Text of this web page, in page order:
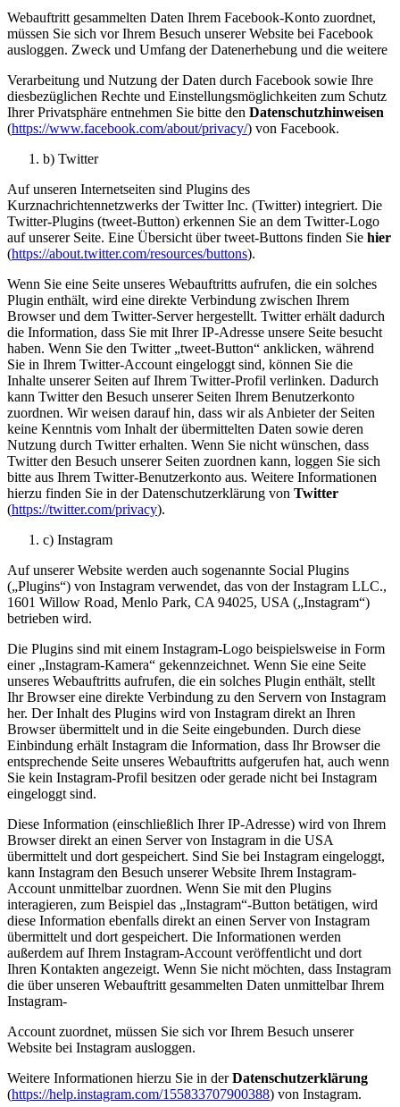
Webauftritt gesammelten Daten Ihrem Facebook-Konto zuordnet,
müssen Sie sich vor Ihrem Besuch unserer Website bei Facebook
ausloggen. Zweck und Umfang der Datenerhebung und die weitere
Verarbeitung und Nutzung der Daten durch Facebook sowie Ihre
diesbezüglichen Rechte und Einstellungsmöglichkeiten zum Schutz
Ihrer Privatsphäre entnehmen Sie bitte den Datenschutzhinweisen
(https://www.facebook.com/about/privacy/) von Facebook.
b) Twitter
Auf unseren Internetseiten sind Plugins des
Kurznachrichtennetzwerks der Twitter Inc. (Twitter) integriert. Die
Twitter-Plugins (tweet-Button) erkennen Sie an dem Twitter-Logo
auf unserer Seite. Eine Übersicht über tweet-Buttons finden Sie hier
(https://about.twitter.com/resources/buttons).
Wenn Sie eine Seite unseres Webauftritts aufrufen, die ein solches
Plugin enthält, wird eine direkte Verbindung zwischen Ihrem
Browser und dem Twitter-Server hergestellt. Twitter erhält dadurch
die Information, dass Sie mit Ihrer IP-Adresse unsere Seite besucht
haben. Wenn Sie den Twitter „tweet-Button“ anklicken, während
Sie in Ihrem Twitter-Account eingeloggt sind, können Sie die
Inhalte unserer Seiten auf Ihrem Twitter-Profil verlinken. Dadurch
kann Twitter den Besuch unserer Seiten Ihrem Benutzerkonto
zuordnen. Wir weisen darauf hin, dass wir als Anbieter der Seiten
keine Kenntnis vom Inhalt der übermittelten Daten sowie deren
Nutzung durch Twitter erhalten. Wenn Sie nicht wünschen, dass
Twitter den Besuch unserer Seiten zuordnen kann, loggen Sie sich
bitte aus Ihrem Twitter-Benutzerkonto aus. Weitere Informationen
hierzu finden Sie in der Datenschutzerklärung von Twitter
(https://twitter.com/privacy).
c) Instagram
Auf unserer Website werden auch sogenannte Social Plugins
(„Plugins“) von Instagram verwendet, das von der Instagram LLC.,
1601 Willow Road, Menlo Park, CA 94025, USA („Instagram“)
betrieben wird.
Die Plugins sind mit einem Instagram-Logo beispielsweise in Form
einer „Instagram-Kamera“ gekennzeichnet. Wenn Sie eine Seite
unseres Webauftritts aufrufen, die ein solches Plugin enthält, stellt
Ihr Browser eine direkte Verbindung zu den Servern von Instagram
her. Der Inhalt des Plugins wird von Instagram direkt an Ihren
Browser übermittelt und in die Seite eingebunden. Durch diese
Einbindung erhält Instagram die Information, dass Ihr Browser die
entsprechende Seite unseres Webauftritts aufgerufen hat, auch wenn
Sie kein Instagram-Profil besitzen oder gerade nicht bei Instagram
eingeloggt sind.
Diese Information (einschließlich Ihrer IP-Adresse) wird von Ihrem
Browser direkt an einen Server von Instagram in die USA
übermittelt und dort gespeichert. Sind Sie bei Instagram eingeloggt,
kann Instagram den Besuch unserer Website Ihrem Instagram-
Account unmittelbar zuordnen. Wenn Sie mit den Plugins
interagieren, zum Beispiel das „Instagram“-Button betätigen, wird
diese Information ebenfalls direkt an einen Server von Instagram
übermittelt und dort gespeichert. Die Informationen werden
außerdem auf Ihrem Instagram-Account veröffentlicht und dort
Ihren Kontakten angezeigt. Wenn Sie nicht möchten, dass Instagram
die über unseren Webauftritt gesammelten Daten unmittelbar Ihrem
Instagram-
Account zuordnet, müssen Sie sich vor Ihrem Besuch unserer
Website bei Instagram ausloggen.
Weitere Informationen hierzu Sie in derDatenschutzerklärung
(https://help.instagram.com/155833707900388) von Instagram.